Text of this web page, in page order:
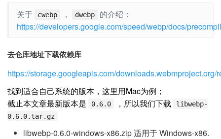
关于 cwebp ， dwebp
的介绍：
https://developers.google.com/speed/webp/docs/
去仓库地址下载依赖库
https://storage.googleapis.com/
找到适合自己系统的版本，这里用Mac为例；
截止本文章最新版本是
0.6.0 ，所以我们下载
libwebp-
0.6.0.tar.gz
libwebp-0.6.0-windows-x86.zip 适用于 Windows-x86.